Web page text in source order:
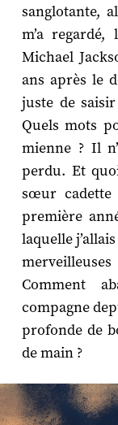
sanglotante,
m’a
Michael
ans après le
juste de
Quels mots
mienne ? Il
perdu. Et
sœur cadette
première
laquelle
Comment
compagne
profonde de
de main ?